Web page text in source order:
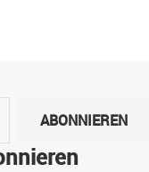
ABONNIEREN